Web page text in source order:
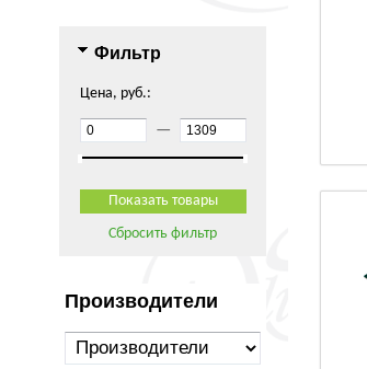
Фильтр
Цена, руб.:
—
Сбросить фильтр
Производители